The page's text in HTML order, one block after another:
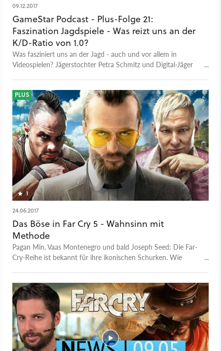
09.12.2017
GameStar Podcast - Plus-Folge 21:
Faszination Jagdspiele - Was reizt uns an der
K/D-Ratio von 1.0?
Was fasziniert uns an der Jagd - auch und vor allem in
Videospielen? Jägerstochter Petra Schmitz und Digital-Jäger
1
PLUS
24.06.2017
Das Böse in Far Cry 5 - Wahnsinn mit
Methode
Pagan Min, Vaas Montenegro und bald Joseph Seed: Die Far-
Cry-Reihe ist bekannt für ihre ikonischen Schurken. Wie